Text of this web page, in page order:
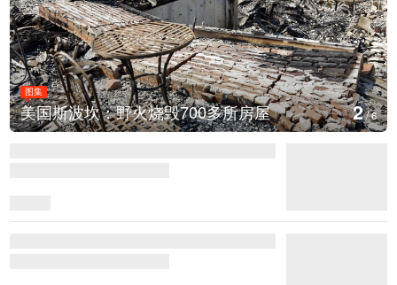
图集
美国斯波坎：野火烧毁700多所房屋 3/6